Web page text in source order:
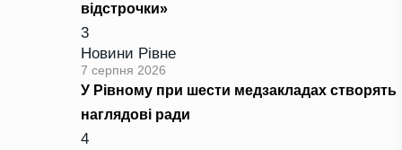
відстрочки»
3
Новини Рівне
7 серпня 2026
У Рівному при шести медзакладах створять
наглядові ради
4